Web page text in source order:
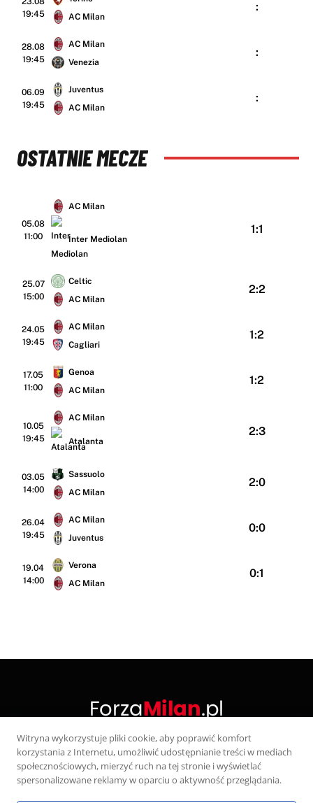
19:45
AC Milan
:
28.08
19:45
AC Milan
Venezia
:
06.09
19:45
Juventus
AC Milan
:
OSTATNIE MECZE
05.08
11:00
AC Milan
Inter Mediolan
1:1
25.07
15:00
Celtic
AC Milan
2:2
24.05
19:45
AC Milan
Cagliari
1:2
17.05
11:00
Genoa
AC Milan
1:2
10.05
19:45
AC Milan
Atalanta
2:3
03.05
14:00
Sassuolo
AC Milan
2:0
26.04
19:45
AC Milan
Juventus
0:0
19.04
14:00
Verona
AC Milan
0:1
X
(Twitter)
Witryna wykorzystuje pliki cookie, aby poprawić komfort
korzystania z Internetu, umożliwić udostępnianie treści w mediach
społecznościowych, mierzyć ruch na tej stronie i wyświetlać
spersonalizowane reklamy w oparciu o aktywność przeglądania.